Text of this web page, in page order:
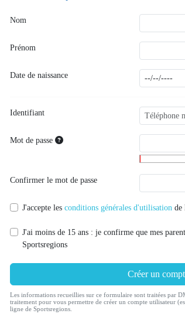
Nom
Prénom
Date de naissance
Identifiant
Mot de passe
Confirmer le mot de passe
J'accepte les conditions générales d'utilisation de
J'ai moins de 15 ans : je confirme que mes
Sportsregions
Créer un
Les informations recueillies sur ce formulaire sont traitées par
traitement pour vous permettre de créer un compte utilisateur
ligne de Sportsregions.